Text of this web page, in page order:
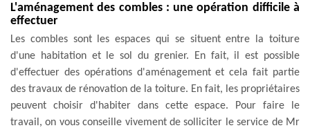
L'aménagement des combles : une opération difficile à
effectuer
Les combles sont les espaces qui se situent entre la toiture
d'une habitation et le sol du grenier. En fait, il est possible
d'effectuer des opérations d'aménagement et cela fait partie
des travaux de rénovation de la toiture. En fait, les propriétaires
peuvent choisir d'habiter dans cette espace. Pour faire le
travail, on vous conseille vivement de solliciter le service de Mr